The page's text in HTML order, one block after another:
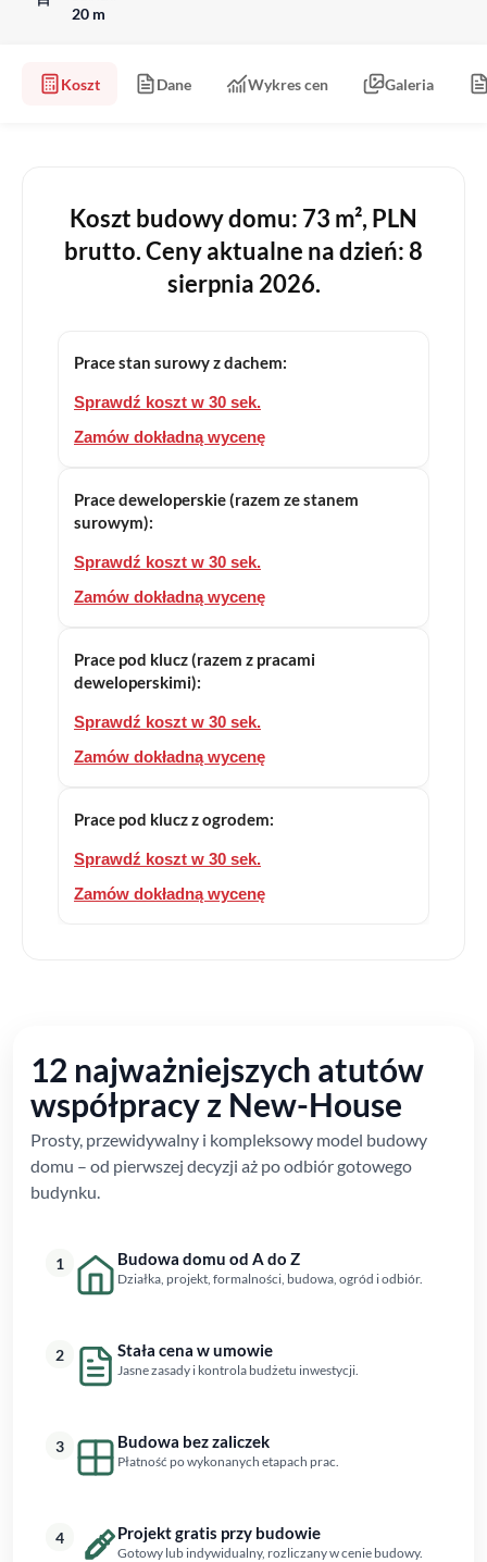
20 m
Koszt Dane Wykres cen Galeria
Koszt budowy domu: 73 m², PLN
brutto. Ceny aktualne na dzień: 8
sierpnia 2026.
Prace stan surowy z dachem:
Sprawdź koszt w 30 sek.
Zamów dokładną wycenę
Prace deweloperskie (razem ze stanem
surowym):
Sprawdź koszt w 30 sek.
Zamów dokładną wycenę
Prace pod klucz (razem z pracami
deweloperskimi):
Sprawdź koszt w 30 sek.
Zamów dokładną wycenę
Prace pod klucz z ogrodem:
Sprawdź koszt w 30 sek.
Zamów dokładną wycenę
12 najważniejszych atutów
współpracy z New-House
Prosty, przewidywalny i kompleksowy model budowy
domu – od pierwszej decyzji aż po odbiór gotowego
budynku.
1 Budowa domu od A do Z
Działka, projekt, formalności, budowa, ogród i odbiór.
2 Stała cena w umowie
Jasne zasady i kontrola budżetu inwestycji.
3 Budowa bez zaliczek
Płatność po wykonanych etapach prac.
4 Projekt gratis przy budowie
Gotowy lub indywidualny, rozliczany w cenie budowy.